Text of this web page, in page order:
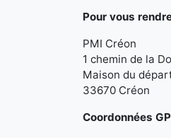
Pour vous
PMI Créon
1 chemin de la
Maison du
33670 Créon
Coordonnées